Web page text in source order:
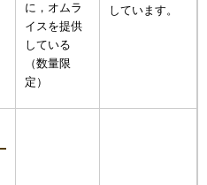
に，オムラ
イスを提供
している
（数量限
定）
しています。